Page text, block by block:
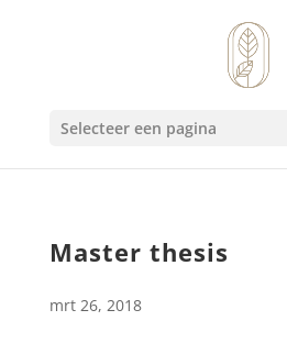
Selecteer een pagina
Master thesis
mrt 26, 2018